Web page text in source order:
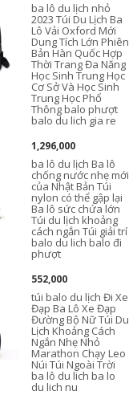
ba lô du lịch nhỏ
2023 Túi Du Lịch Ba
Lô Vải Oxford Mới
Dung Tích Lớn Phiên
Bản Hàn Quốc Hợp
Thời Trang Đa Năng
Học Sinh Trung Học
Cơ Sở Và Học Sinh
Trung Học Phổ
Thông balo phượt
balo du lich gia re
1,296,000
ba lô du lịch Ba lô
chống nước nhẹ mới
của Nhật Bản Túi
nylon có thể gập lại
Ba lô sức chứa lớn
Túi du lịch khoảng
cách ngắn Túi giải trí
balo du lich balo đi
phượt
552,000
túi balo du lịch Đi Xe
Đạp Ba Lô Xe Đạp
Đường Bộ Nữ Túi Du
Lịch Khoảng Cách
Ngắn Nhẹ Nhỏ
Marathon Chạy Leo
Núi Túi Ngoài Trời
ba lô du lich ba lo
du lich nu